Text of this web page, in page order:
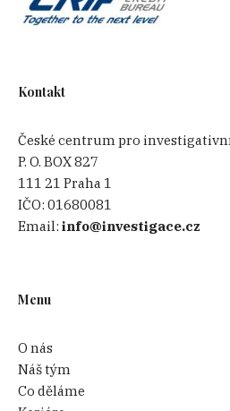
Kontakt
České centrum pro
P. O. BOX 827
111 21 Praha 1
IČO:01680081
Email:info@investigace.cz
Menu
O nás
Náš tým
Co děláme